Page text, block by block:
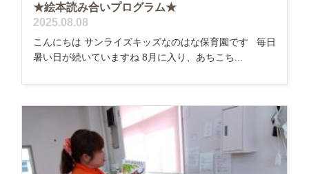
★絵本読み合いプログラム★
2025.08.08
こんにちは サンライズキッズなのはな保育園です 毎日
暑い日が続いていますね 8月に入り、あちこち...